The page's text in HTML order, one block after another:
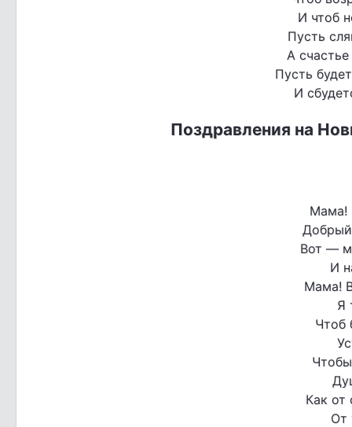
И чтоб
Пусть
А
Пусть
И
Поздравления на
Мама!
Вот —
И
Мама!
Я
Чтоб
Как от
От